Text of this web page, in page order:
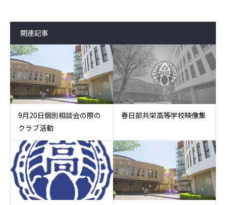
関連記事
9月20日個別相談会の際の
クラブ活動
春日部共栄高等学校映像集